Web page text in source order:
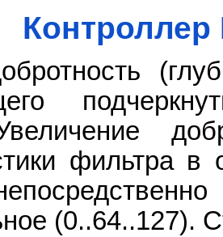
фильтра в
(0..64..127).